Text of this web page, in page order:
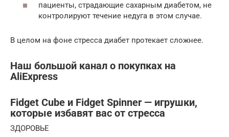
пациенты, страдающие сахарным диабетом, не
контролируют течение недуга в этом случае.
В целом на фоне стресса диабет протекает сложнее.
Наш большой канал о покупках на
AliExpress
Fidget Cube и Fidget Spinner — игрушки,
которые избавят вас от стресса
ЗДОРОВЬЕ